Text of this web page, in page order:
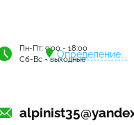
Определение...
Пн-Пт: 9:00 - 18:00
Сб-Вс - выходные